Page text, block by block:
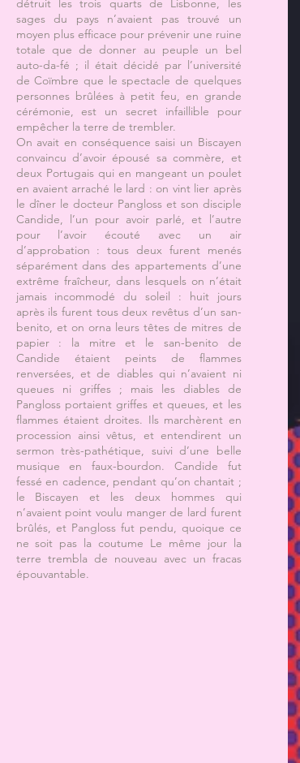
sages du pays n’avaient pas trouvé un
moyen plus efficace pour prévenir une ruine
totale que de donner au peuple un bel
auto-da-fé ; il était décidé par l’université
de Coïmbre que le spectacle de quelques
personnes brûlées à petit feu, en grande
cérémonie, est un secret infaillible pour
empêcher la terre de trembler.
On avait en conséquence saisi un Biscayen
convaincu d’avoir épousé sa commère, et
deux Portugais qui en mangeant un poulet
en avaient arraché le lard : on vint lier après
le dîner le docteur Pangloss et son disciple
Candide, l’un pour avoir parlé, et l’autre
pour l’avoir écouté avec un air
d’approbation : tous deux furent menés
séparément dans des appartements d’une
extrême fraîcheur, dans lesquels on n’était
jamais incommodé du soleil : huit jours
après ils furent tous deux revêtus d’un san-
benito, et on orna leurs têtes de mitres de
papier : la mitre et le san-benito de
Candide étaient peints de flammes
renversées, et de diables qui n’avaient ni
queues ni griffes ; mais les diables de
Pangloss portaient griffes et queues, et les
flammes étaient droites. Ils marchèrent en
procession ainsi vêtus, et entendirent un
sermon très-pathétique, suivi d’une belle
musique en faux-bourdon. Candide fut
fessé en cadence, pendant qu’on chantait ;
le Biscayen et les deux hommes qui
n’avaient point voulu manger de lard furent
brûlés, et Pangloss fut pendu, quoique ce
ne soit pas la coutume Le même jour la
terre trembla de nouveau avec un fracas
épouvantable.